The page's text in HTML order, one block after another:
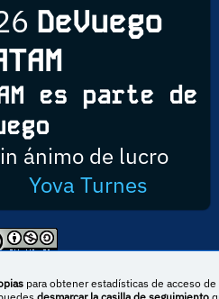
DeVuego
es parte de
ánimo de lucro
Yova Turnes
para obtener estadísticas de acceso de